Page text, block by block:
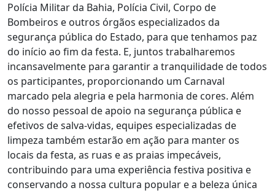
Polícia Militar da Bahia, Polícia Civil, Corpo de
Bombeiros e outros órgãos especializados da
segurança pública do Estado, para que tenhamos paz
do início ao fim da festa. E, juntos trabalharemos
incansavelmente para garantir a tranquilidade de todos
os participantes, proporcionando um Carnaval
marcado pela alegria e pela harmonia de cores. Além
do nosso pessoal de apoio na segurança pública e
efetivos de salva-vidas, equipes especializadas de
limpeza também estarão em ação para manter os
locais da festa, as ruas e as praias impecáveis,
contribuindo para uma experiência festiva positiva e
conservando a nossa cultura popular e a beleza única